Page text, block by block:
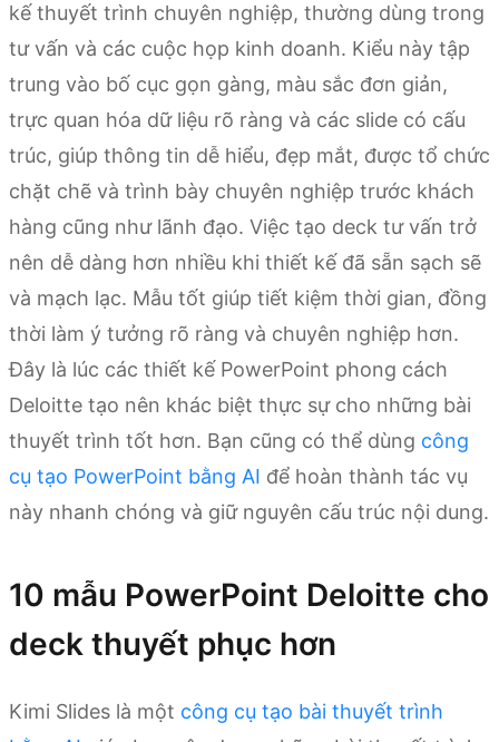
kế thuyết trình chuyên nghiệp, thường dùng trong
tư vấn và các cuộc họp kinh doanh. Kiểu này tập
trung vào bố cục gọn gàng, màu sắc đơn giản,
trực quan hóa dữ liệu rõ ràng và các slide có cấu
trúc, giúp thông tin dễ hiểu, đẹp mắt, được tổ chức
chặt chẽ và trình bày chuyên nghiệp trước khách
hàng cũng như lãnh đạo. Việc tạo deck tư vấn trở
nên dễ dàng hơn nhiều khi thiết kế đã sẵn sạch sẽ
và mạch lạc. Mẫu tốt giúp tiết kiệm thời gian, đồng
thời làm ý tưởng rõ ràng và chuyên nghiệp hơn.
Đây là lúc các thiết kế PowerPoint phong cách
Deloitte tạo nên khác biệt thực sự cho những bài
thuyết trình tốt hơn. Bạn cũng có thể dùng công
cụ tạo PowerPoint bằng AI để hoàn thành tác vụ
này nhanh chóng và giữ nguyên cấu trúc nội dung.
10 mẫu PowerPoint Deloitte cho
deck thuyết phục hơn
Kimi Slides là một công cụ tạo bài thuyết trình